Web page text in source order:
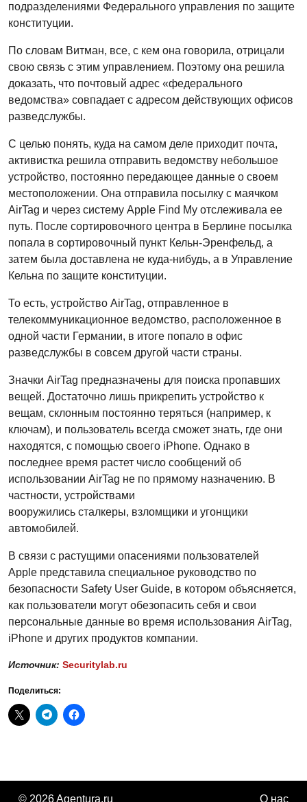
подразделениями Федерального управления по защите
конституции.
По словам Витман, все, с кем она говорила, отрицали
свою связь с этим управлением. Поэтому она решила
доказать, что почтовый адрес «федерального
ведомства» совпадает с адресом действующих офисов
разведслужбы.
С целью понять, куда на самом деле приходит почта,
активистка решила отправить ведомству небольшое
устройство, постоянно передающее данные о своем
местоположении. Она отправила посылку с маячком
AirTag и через систему Apple Find My отслеживала ее
путь. После сортировочного центра в Берлине посылка
попала в сортировочный пункт Кельн-Эренфельд, а
затем была доставлена не куда-нибудь, а в Управление
Кельна по защите конституции.
То есть, устройство AirTag, отправленное в
телекоммуникационное ведомство, расположенное в
одной части Германии, в итоге попало в офис
разведслужбы в совсем другой части страны.
Значки AirTag предназначены для поиска пропавших
вещей. Достаточно лишь прикрепить устройство к
вещам, склонным постоянно теряться (например, к
ключам), и пользователь всегда сможет знать, где они
находятся, с помощью своего iPhone. Однако в
последнее время растет число сообщений об
использовании AirTag не по прямому назначению. В
частности, устройствами
вооружились сталкеры, взломщики и угонщики
автомобилей.
В связи с растущими опасениями пользователей
Apple представила специальное руководство по
безопасности Safety User Guide, в котором объясняется,
как пользователи могут обезопасить себя и свои
персональные данные во время использования AirTag,
iPhone и других продуктов компании.
Источник: Securitylab.ru
Поделиться:
© 2026 Agentura.ru О нас